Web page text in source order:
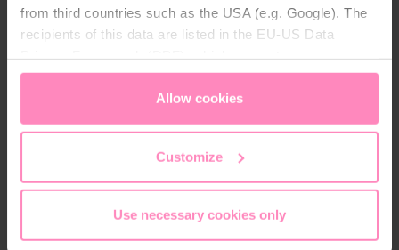
from third countries such as the USA (e.g. Google). The
recipients of this data are listed in the EU-US Data
appropriate level of data protection. You canaccept all
only allow necessary cookies
access and change your chosen setting at any time in
Allow cookies
Customize
Use necessary cookies only
Unité d'emballage: 1 pièce
Skin Care & Cosmetics